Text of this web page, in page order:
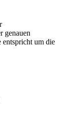
genauen
entspricht um die